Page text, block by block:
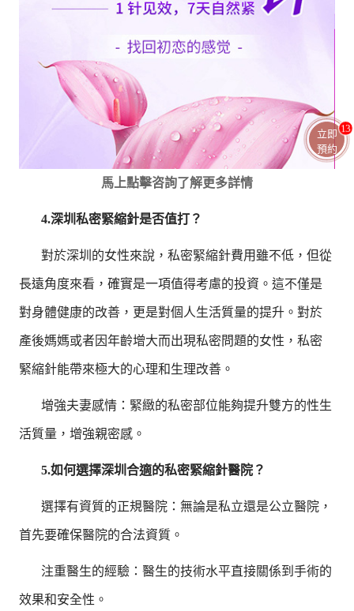
馬上點擊咨詢了解更多詳情
4.深圳私密緊縮針是否值打？
對於深圳的女性來說，私密緊縮針費用雖不低，但從
長遠角度來看，確實是一項值得考慮的投資。這不僅是
對身體健康的改善，更是對個人生活質量的提升。對於
產後媽媽或者因年齡增大而出現私密問題的女性，私密
緊縮針能帶來極大的心理和生理改善。
增強夫妻感情：緊緻的私密部位能夠提升雙方的性生
活質量，增強親密感。
5.如何選擇深圳合適的私密緊縮針醫院？
選擇有資質的正規醫院：無論是私立還是公立醫院，
首先要確保醫院的合法資質。
注重醫生的經驗：醫生的技術水平直接關係到手術的
效果和安全性。
立即
預約
13